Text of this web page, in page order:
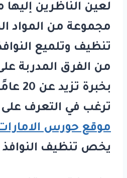
لعين الناظرين
مجموعة من المواد
تنظيف وتلميع
من الفرق المدربة
بخبرة
ترغب في التعرف
موقع حورس
يخص تنظيف النوافذ